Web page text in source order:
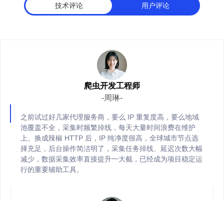
技术评论 用户评论
爬虫开发工程师
-周琳-
之前试过好几家代理服务商，要么 IP 重复度高，要么地域
池覆盖不全，采集时频繁掉线，每天大量时间浪费在维护
上。换成辣椒 HTTP 后，IP 纯净度很高，全球城市节点选
择充足，后台操作简洁明了，采集任务掉线、延迟次数大幅
减少，数据采集效率直接提升一大截，已经成为项目稳定运
行的重要辅助工具。